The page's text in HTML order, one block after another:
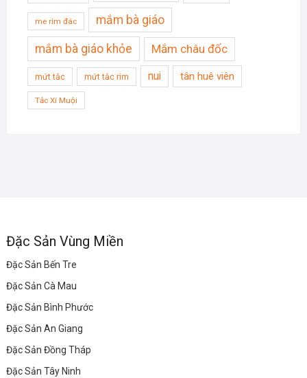
me rim đác mắm bà giáo
mắm bà giáo khỏe Mắm châu đốc
mứt tắc mứt tắc rim nui tân huê viên
Tắc Xí Muội
Đặc Sản Vùng Miền
Đặc Sản Bến Tre
Đặc Sản Cà Mau
Đặc Sản Bình Phước
Đặc Sản An Giang
Đặc Sản Đồng Tháp
Đặc Sản Tây Ninh